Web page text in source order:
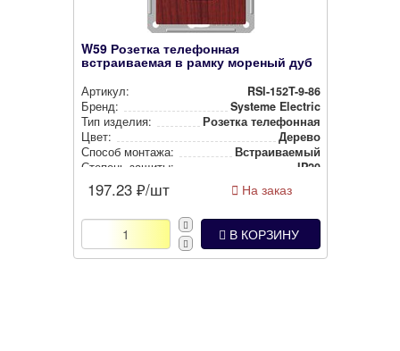
W59 Розетка телефонная
встраиваемая в рамку мореный дуб
Артикул:
RSI-152T-9-86
Бренд:
Systeme Electric
Тип изделия:
Розетка телефонная
Цвет:
Дерево
Способ монтажа:
Встра­ива­емый
Степень защиты:
IP20
197.23 ₽/шт На заказ
В КОРЗИНУ